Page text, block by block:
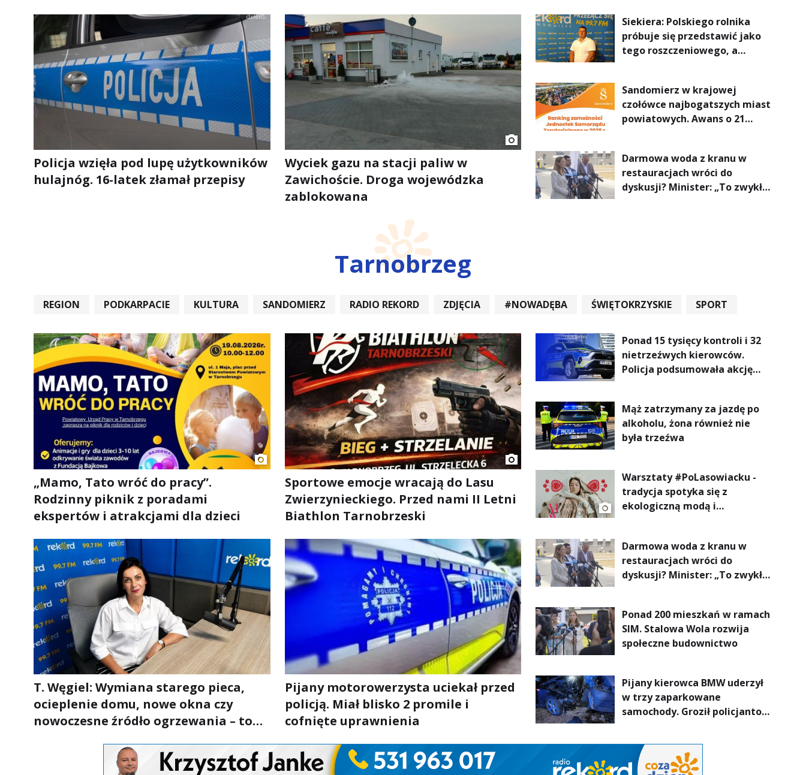
Policja wzięła pod lupę użytkowników
hulajnóg. 16-latek złamał przepisy
Wyciek gazu na stacji paliw w
Zawichoście. Droga wojewódzka
zablokowana
Siekiera: Polskiego rolnika
próbuje się przedstawić jako
tego roszczeniowego, a
Sandomierz w krajowej
czołówce najbogatszych miast
powiatowych. Awans o 21
Darmowa woda z kranu w
restauracjach wróci do
dyskusji? Minister: „To zwykła
Tarnobrzeg
REGION PODKARPACIE KULTURA SANDOMIERZ RADIO REKORD ZDJĘCIA #NOWADĘBA ŚWIĘTOKRZYSKIE
SPORT
„Mamo, Tato wróć do pracy”.
Rodzinny piknik z poradami
ekspertów i atrakcjami dla dzieci
Sportowe emocje wracają do Lasu
Zwierzynieckiego. Przed nami II Letni
Biathlon Tarnobrzeski
T. Węgiel: Wymiana starego pieca,
ocieplenie domu, nowe okna czy
nowoczesne źródło ogrzewania – to
komfort życia i... czystsze powietrze
Pijany motorowerzysta uciekał przed
policją. Miał blisko 2 promile i
cofnięte uprawnienia
Ponad 15 tysięcy kontroli i 32
nietrzeźwych kierowców.
Policja podsumowała akcję
Mąż zatrzymany za jazdę po
alkoholu, żona również nie
była trzeźwa
Warsztaty #PoLasowiacku -
tradycja spotyka się z
ekologiczną modą i
Darmowa woda z kranu w
restauracjach wróci do
dyskusji? Minister: „To zwykła
Ponad 200 mieszkań w ramach
SIM. Stalowa Wola rozwija
społeczne budownictwo
Pijany kierowca BMW uderzył
w trzy zaparkowane
samochody. Groził policjantom